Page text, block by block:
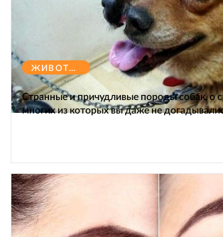
ЖИВОТНЫЕ
Странные и причудливые породы собак, о
многих из которых вы даже не